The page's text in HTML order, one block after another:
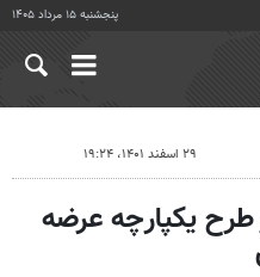
پنجشنبه ۱۵ مرداد ۱۴۰۵
۲۹ اسفند ۱۴۰۱، ۱۹:۲۴
یکپارچه عرضه